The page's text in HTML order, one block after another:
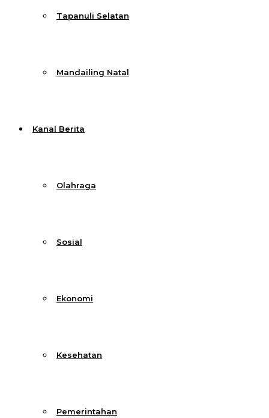
Tapanuli Selatan
Mandailing Natal
Kanal Berita
Olahraga
Sosial
Ekonomi
Kesehatan
Pemerintahan